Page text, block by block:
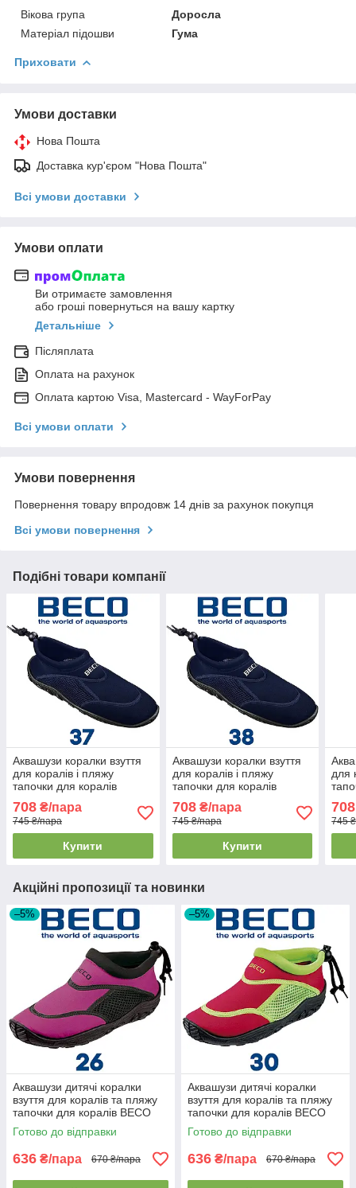
Вікова група
Доросла
Матеріал підошви
Гума
Приховати
Умови доставки
Нова Пошта
Доставка кур'єром "Нова Пошта"
Всі умови доставки
Умови оплати
Ви отримаєте замовлення
або гроші повернуться на вашу картку
Детальніше
Післяплата
Оплата на рахунок
Оплата картою Visa, Mastercard - WayForPay
Всі умови оплати
Умови повернення
Повернення товару впродовж 14 днів за рахунок покупця
Всі умови повернення
Подібні товари компанії
Аквашузи коралки взуття
для коралів і пляжу
тапочки для коралів
темно-сині (37р.)
708 ₴/пара
745 ₴/пара
Купити
Аквашузи коралки взуття
для коралів і пляжу
тапочки для коралів
темно-сині (38р.)
708₴/пара
745 ₴/пара
Купити
для
708
745
Акційні пропозиції та новинки
–5%
Аквашузи дитячі коралки
взуття для коралів та пляжу
тапочки для коралів BECO
92171 40 рожево-чорні (26р.)
Готово до відправки
636 ₴/пара 670 ₴/пара
–5%
Аквашузи дитячі коралки
взуття для коралів та пляжу
тапочки для коралів BECO
92171 58 червоно-зелені
(30р.)
Готово до відправки
636 ₴/пара 670 ₴/пара